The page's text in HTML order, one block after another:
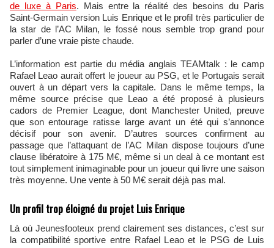
de luxe à Paris. Mais entre la réalité des besoins du Paris
Saint‑Germain version Luis Enrique et le profil très particulier de
la star de l’AC Milan, le fossé nous semble trop grand pour
parler d’une vraie piste chaude.
L’information est partie du média anglais TEAMtalk : le camp
Rafael Leao aurait offert le joueur au PSG, et le Portugais serait
ouvert à un départ vers la capitale. Dans le même temps, la
même source précise que Leao a été proposé à plusieurs
cadors de Premier League, dont Manchester United, preuve
que son entourage ratisse large avant un été qui s’annonce
décisif pour son avenir. D’autres sources confirment au
passage que l’attaquant de l’AC Milan dispose toujours d’une
clause libératoire à 175 M€, même si un deal à ce montant est
tout simplement inimaginable pour un joueur qui livre une saison
très moyenne. Une vente à 50 M€ serait déjà pas mal.
Un profil trop éloigné du projet Luis Enrique
Là où Jeunesfooteux prend clairement ses distances, c’est sur
la compatibilité sportive entre Rafael Leao et le PSG de Luis